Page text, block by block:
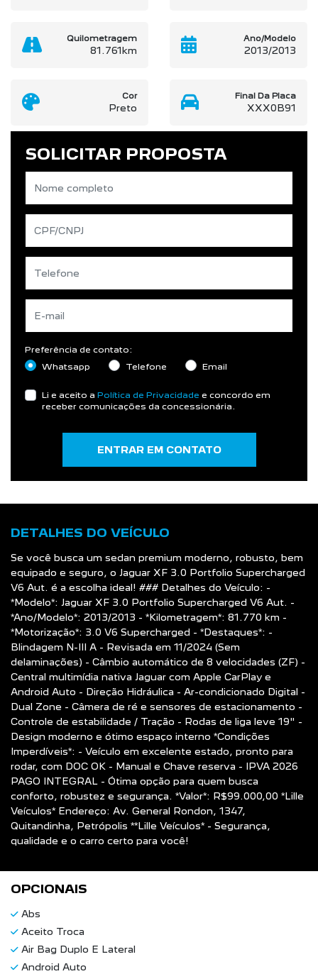
Quilometragem
81.761km
Ano/Modelo
2013/2013
Cor
Preto
Final Da Placa
XXX0B91
SOLICITAR PROPOSTA
Preferência de contato:
Whatsapp
Telefone Email
Li e aceito a Política de Privacidade e concordo em
receber comunicações da concessionária.
ENTRAR EM CONTATO
DETALHES DO VEÍCULO
Se você busca um sedan premium moderno, robusto, bem
equipado e seguro, o Jaguar XF 3.0 Portfolio Supercharged
V6 Aut. é a escolha ideal! ### Detalhes do Veículo: -
*Modelo*: Jaguar XF 3.0 Portfolio Supercharged V6 Aut. -
*Ano/Modelo*: 2013/2013 - *Kilometragem*: 81.770 km -
*Motorização*: 3.0 V6 Supercharged - *Destaques*: -
Blindagem N-III A - Revisada em 11/2024 (Sem
delaminações) - Câmbio automático de 8 velocidades (ZF) -
Central multimídia nativa Jaguar com Apple CarPlay e
Android Auto - Direção Hidráulica - Ar-condicionado Digital -
Dual Zone - Câmera de ré e sensores de estacionamento -
Controle de estabilidade / Tração - Rodas de liga leve 19" -
Design moderno e ótimo espaço interno *Condições
Imperdíveis*: - Veículo em excelente estado, pronto para
rodar, com DOC OK - Manual e Chave reserva - IPVA 2026
PAGO INTEGRAL - Ótima opção para quem busca
conforto, robustez e segurança. *Valor*: R$99.000,00 *Lille
Veículos* Endereço: Av. General Rondon, 1347,
Quitandinha, Petrópolis **Lille Veículos* - Segurança,
qualidade e o carro certo para você!
OPCIONAIS
Abs
Aceito Troca
Air Bag Duplo E Lateral
Android Auto